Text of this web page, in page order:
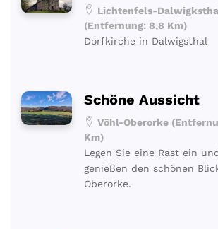
Lichtenfels-
(Entfernung: 8,8 Km)
Dorfkirche in Dalwigsthal
Schöne Aussicht
Vöhl-Oberorke
Km)
Legen Sie eine Rast ein
genießen den schönen
Oberorke.